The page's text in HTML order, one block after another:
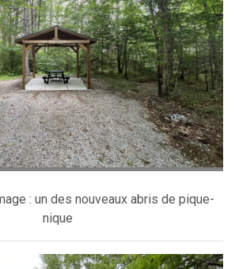
: un des nouveaux abris de pique-
nique